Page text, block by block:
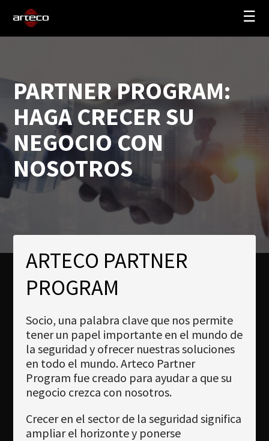
☰
Newsletter
Download
Idioma
Búsqueda
TRAINING
PARTNERS
NEWS
SOPORTE
PARTNER PROGRAM:
HAGA CRECER SU
NEGOCIO CON
NOSOTROS
ARTECO PARTNER
PROGRAM
Socio, una palabra clave que nos permite
tener un papel importante en el mundo de
la seguridad y ofrecer nuestras soluciones
en todo el mundo. Arteco Partner
Program fue creado para ayudar a que su
negocio crezca con nosotros.
Crecer en el sector de la seguridad significa
ampliar el horizonte y ponerse